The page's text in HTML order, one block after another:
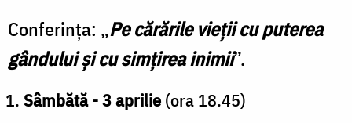
Conferința: „Pe cărările vieții cu puterea
gândului și cu simțirea inimii”.
Sâmbătă - 3 aprilie (ora 18.45)